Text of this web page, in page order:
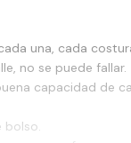
una, cada
no se puede fallar.
capacidad de
bolso.